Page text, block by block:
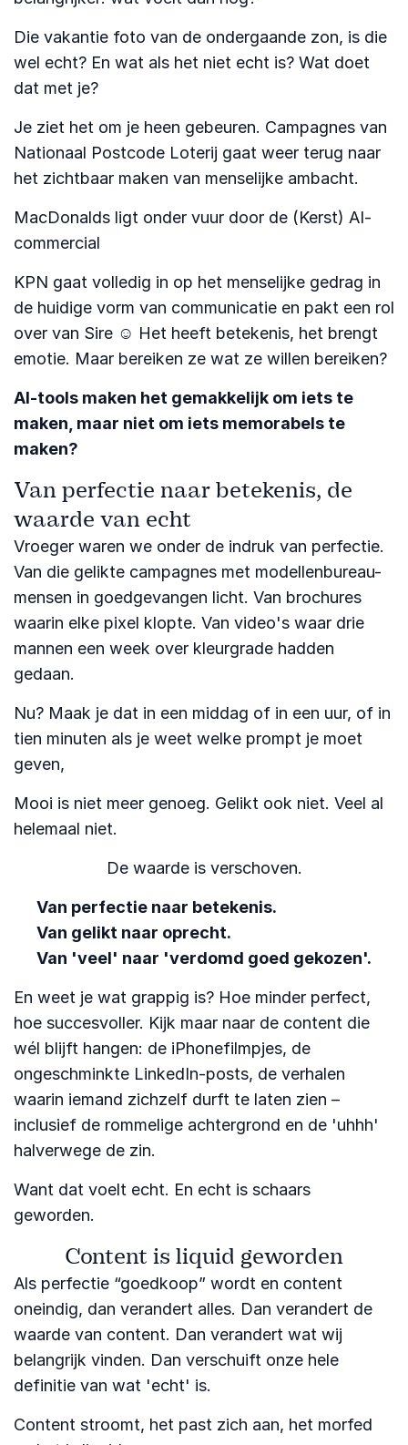
Die vakantie foto van de ondergaande zon, is die
wel echt? En wat als het niet echt is? Wat doet
dat met je?
Je ziet het om je heen gebeuren. Campagnes van
Nationaal Postcode Loterij gaat weer terug naar
het zichtbaar maken van menselijke ambacht.
MacDonalds ligt onder vuur door de (Kerst) AI-
commercial
KPN gaat volledig in op het menselijke gedrag in
de huidige vorm van communicatie en pakt een rol
over van Sire ☺ Het heeft betekenis, het brengt
emotie. Maar bereiken ze wat ze willen bereiken?
AI-tools maken het gemakkelijk om iets te
maken, maar niet om iets memorabels te
maken?
Van perfectie naar betekenis, de
waarde van echt
Vroeger waren we onder de indruk van perfectie.
Van die gelikte campagnes met modellenbureau-
mensen in goedgevangen licht. Van brochures
waarin elke pixel klopte. Van video's waar drie
mannen een week over kleurgrade hadden
gedaan.
Nu? Maak je dat in een middag of in een uur, of in
tien minuten als je weet welke prompt je moet
geven,
Mooi is niet meer genoeg. Gelikt ook niet. Veel al
helemaal niet.
De waarde is verschoven.
Van perfectie naar betekenis.
Van gelikt naar oprecht.
Van 'veel' naar 'verdomd goed gekozen'.
En weet je wat grappig is? Hoe minder perfect,
hoe succesvoller. Kijk maar naar de content die
wél blijft hangen: de iPhonefilmpjes, de
ongeschminkte LinkedIn-posts, de verhalen
waarin iemand zichzelf durft te laten zien –
inclusief de rommelige achtergrond en de 'uhhh'
halverwege de zin.
Want dat voelt echt. En echt is schaars
geworden.
Content is liquid geworden
Als perfectie “goedkoop” wordt en content
oneindig, dan verandert alles. Dan verandert de
waarde van content. Dan verandert wat wij
belangrijk vinden. Dan verschuift onze hele
definitie van wat 'echt' is.
Content stroomt, het past zich aan, het morfed